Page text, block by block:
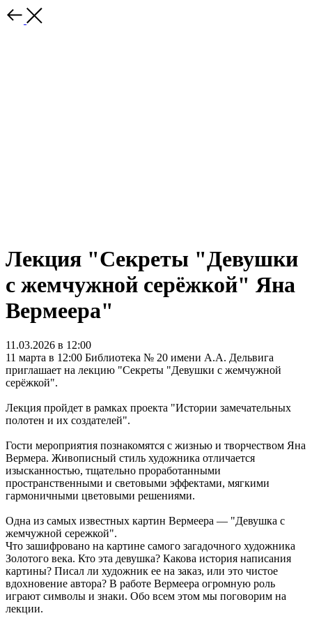
Лекция "Секреты "Девушки
с жемчужной серёжкой" Яна
Вермеера"
11.03.2026 в 12:00
11 марта в 12:00 Библиотека № 20 имени А.А. Дельвига
приглашает на лекцию "Секреты "Девушки с жемчужной
серёжкой".
Лекция пройдет в рамках проекта "Истории замечательных
полотен и их создателей".
Гости мероприятия познакомятся с жизнью и творчеством Яна
Вермера. Живописный стиль художника отличается
изысканностью, тщательно проработанными
пространственными и световыми эффектами, мягкими
гармоничными цветовыми решениями.
Одна из самых известных картин Вермеера — "Девушка с
жемчужной сережкой".
Что зашифровано на картине самого загадочного художника
Золотого века. Кто эта девушка? Какова история написания
картины? Писал ли художник ее на заказ, или это чистое
вдохновение автора? В работе Вермеера огромную роль
играют символы и знаки. Обо всем этом мы поговорим на
лекции.